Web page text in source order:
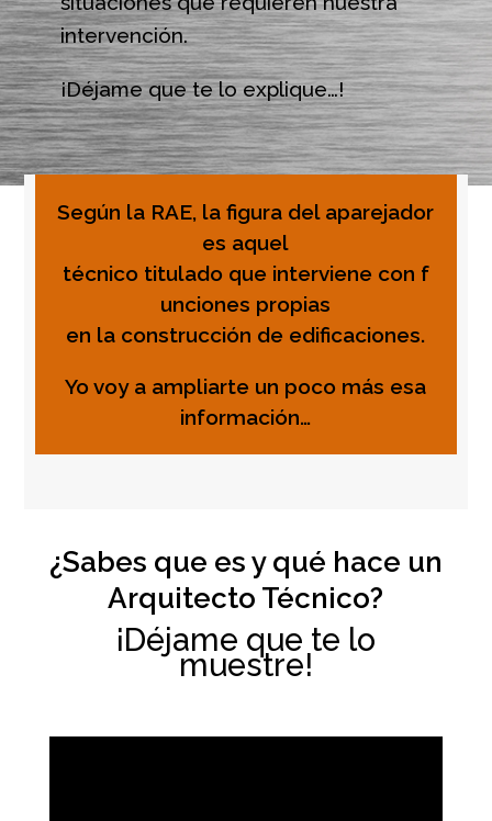
intervención.
¡Déjame que te lo explique…!
Según la RAE, la figura del aparejador
es aquel
técnico titulado que interviene con f
unciones propias
en la construcción de edificaciones.
Yo voy a ampliarte un poco más esa
información…
¿Sabes que es y qué hace un
Arquitecto Técnico?
¡Déjame que te lo
muestre!